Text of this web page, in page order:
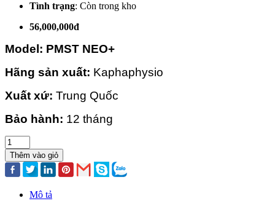
Tình trạng: Còn trong kho
56,000,000đ
Model: PMST NEO+
Hãng sản xuất: Kaphaphysio
Xuất xứ: Trung Quốc
Bảo hành: 12 tháng
Thêm vào giỏ
Mô tả